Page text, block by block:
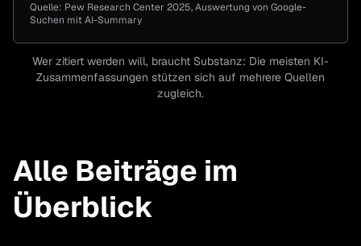
Drei oder mehr Quellen
Genau eine Quelle
Quelle: Pew Research Center 2025, Auswertung von Google-
Suchen mit AI-Summary
Wer zitiert werden will, braucht Substanz: Die meisten KI-
Zusammenfassungen stützen sich auf mehrere Quellen
zugleich.
Alle Beiträge im
Überblick